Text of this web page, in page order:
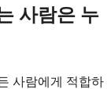
사람은 누
사람에게 적합하